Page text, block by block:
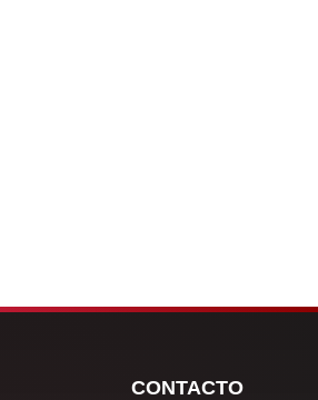
CONTACTO